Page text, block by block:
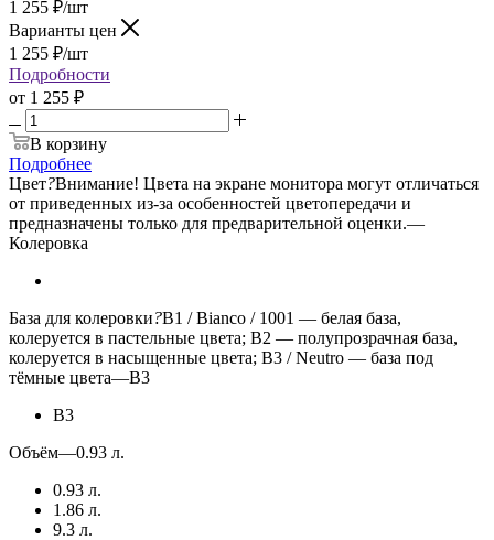
1 255 ₽/шт
Варианты цен
1 255 ₽/шт
Подробности
от 1 255 ₽
В корзину
Подробнее
Цвет?Внимание! Цвета на экране монитора могут отличаться
от приведенных из-за особенностей цветопередачи и
предназначены только для предварительной оценки.—
Колеровка
База для колеровки?B1 / Bianco / 1001 — белая база,
колеруется в пастельные цвета; B2 — полупрозрачная база,
колеруется в насыщенные цвета; B3 / Neutro — база под
тёмные цвета—B3
B3
Объём—0.93 л.
0.93 л.
1.86 л.
9.3 л.